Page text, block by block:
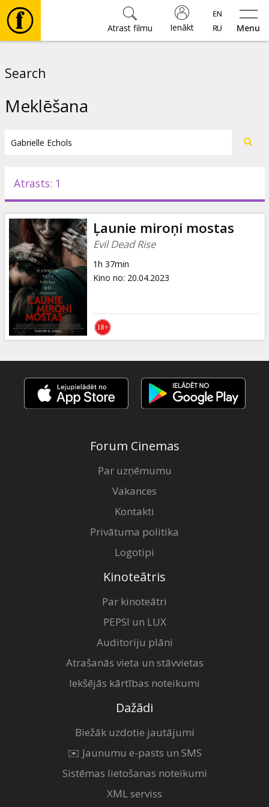
Menu
Ienākt
Atrast filmu
Pasākumi
Ziņas
Dāvanu
kartes
Uzkodas
B2B
Kino
Klubs
Search
Meklēšana
Atrasts: 1
Ļaunie miroņi mostas
Evil Dead Rise
1h 37min
Kino no: 20.04.2023
Forum Cinemas
Par uzņēmumu
Vakances
Kontakti
Privātuma politika
Logotipi
Kinoteātris
Par kinoteātri
PEPSI un LUX
Auditoriju plāni
Atrašanās vieta un stāvvietas
Iekšējās kārtības noteikumi
Dažādi
Biežāk uzdotie jautājumi
✉️ Jaunumu e-pasts un SMS
Sistēmas lietošanas noteikumi
XML serviss